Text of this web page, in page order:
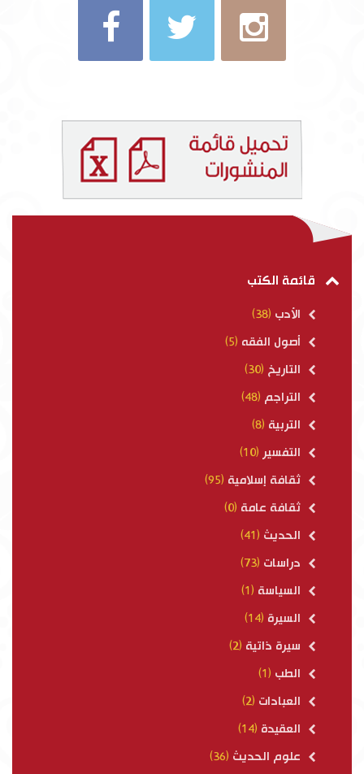
قائمة الكتب
الأدب (38)
أصول الفقه (5)
التاريخ (30)
التراجم (48)
التربية (8)
التفسير (10)
ثقافة إسلامية (95)
ثقافة عامة (0)
الحديث (41)
دراسات (73)
السياسة (1)
السيرة (14)
سيرة ذاتية (2)
الطب (1)
العبادات (2)
العقيدة (14)
علوم الحديث (36)